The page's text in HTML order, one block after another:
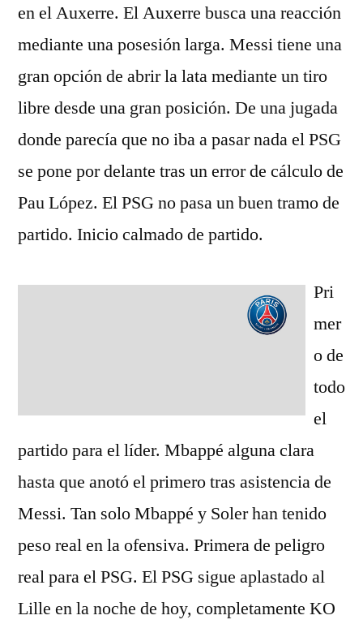
en el Auxerre. El Auxerre busca una reacción
mediante una posesión larga. Messi tiene una
gran opción de abrir la lata mediante un tiro
libre desde una gran posición. De una jugada
donde parecía que no iba a pasar nada el PSG
se pone por delante tras un error de cálculo de
Pau López. El PSG no pasa un buen tramo de
partido. Inicio calmado de partido.
Pri
mer
o de
todo
el
partido para el líder. Mbappé alguna clara
hasta que anotó el primero tras asistencia de
Messi. Tan solo Mbappé y Soler han tenido
peso real en la ofensiva. Primera de peligro
real para el PSG. El PSG sigue aplastado al
Lille en la noche de hoy, completamente KO